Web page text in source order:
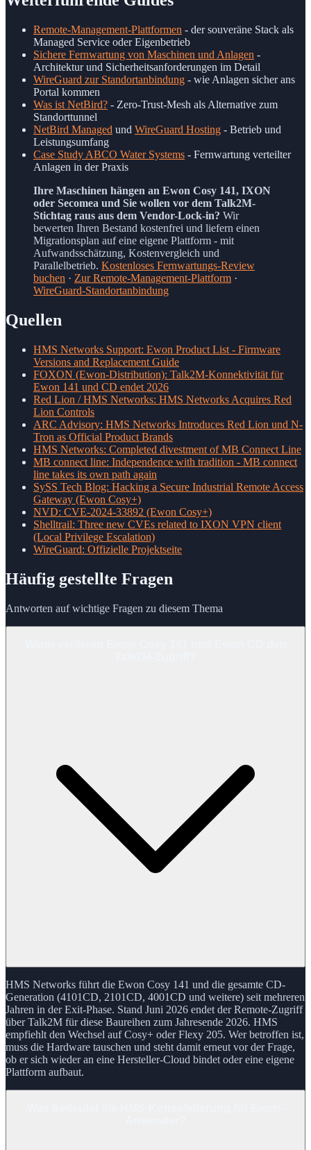
Remote-Management-Plattformen - der souveräne Stack als
Managed Service oder Eigenbetrieb
Sichere Fernwartung von Maschinen und Anlagen -
Architektur und Sicherheitsanforderungen im Detail
WireGuard zur Standortanbindung - wie Anlagen sicher ans
Portal kommen
Was ist NetBird? - Zero-Trust-Mesh als Alternative zum
Standorttunnel
NetBird Managed und WireGuard Hosting - Betrieb und
Leistungsumfang
Case Study ABCO Water Systems - Fernwartung verteilter
Anlagen in der Praxis
Ihre Maschinen hängen an Ewon Cosy 141, IXON
oder Secomea und Sie wollen vor dem Talk2M-
Stichtag raus aus dem Vendor-Lock-in? Wir
bewerten Ihren Bestand kostenfrei und liefern einen
Migrationsplan auf eine eigene Plattform - mit
Aufwandsschätzung, Kostenvergleich und
Parallelbetrieb. Kostenloses Fernwartungs-Review
buchen · Zur Remote-Management-Plattform ·
WireGuard-Standortanbindung
Quellen
HMS Networks Support: Ewon Product List - Firmware
Versions and Replacement Guide
FOXON (Ewon-Distribution): Talk2M-Konnektivität für
Ewon 141 und CD endet 2026
Red Lion / HMS Networks: HMS Networks Acquires Red
Lion Controls
ARC Advisory: HMS Networks Introduces Red Lion und N-
Tron as Official Product Brands
HMS Networks: Completed divestment of MB Connect Line
MB connect line: Independence with tradition - MB connect
line takes its own path again
SySS Tech Blog: Hacking a Secure Industrial Remote Access
Gateway (Ewon Cosy+)
NVD: CVE-2024-33892 (Ewon Cosy+)
Shelltrail: Three new CVEs related to IXON VPN client
(Local Privilege Escalation)
WireGuard: Offizielle Projektseite
Häufig gestellte Fragen
Antworten auf wichtige Fragen zu diesem Thema
HMS Networks führt die Ewon Cosy 141 und die gesamte CD-
Generation (4101CD, 2101CD, 4001CD und weitere) seit mehreren
Jahren in der Exit-Phase. Stand Juni 2026 endet der Remote-Zugriff
über Talk2M für diese Baureihen zum Jahresende 2026. HMS
empfiehlt den Wechsel auf Cosy+ oder Flexy 205. Wer betroffen ist,
muss die Hardware tauschen und steht damit erneut vor der Frage,
ob er sich wieder an eine Hersteller-Cloud bindet oder eine eigene
Plattform aufbaut.